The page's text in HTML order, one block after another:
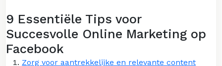
9 Essentiële Tips voor
Succesvolle Online Marketing op
Facebook
Zorg voor aantrekkelijke en relevante content